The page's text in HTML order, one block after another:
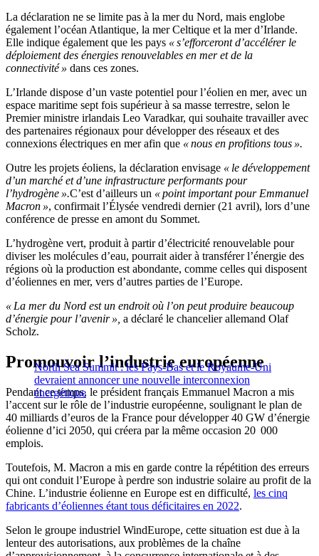
La déclaration ne se limite pas à la mer du Nord, mais englobe
également l’océan Atlantique, la mer Celtique et la mer d’Irlande.
Elle indique également que les pays « s’efforceront d’accélérer le
déploiement des énergies renouvelables en mer et de la
connectivité » dans ces zones.
L’Irlande dispose d’un vaste potentiel pour l’éolien en mer, avec un
espace maritime sept fois supérieur à sa masse terrestre, selon le
Premier ministre irlandais Leo Varadkar, qui souhaite travailler avec
des partenaires régionaux pour développer des réseaux et des
connexions électriques en mer afin que « nous en profitions tous ».
Outre les projets éoliens, la déclaration envisage « le développement
d’un marché et d’une infrastructure performants pour
l’hydrogène ».C’est d’ailleurs un « point important pour Emmanuel
Macron », confirmait l’Élysée vendredi dernier (21 avril), lors d’une
conférence de presse en amont du Sommet.
L’hydrogène vert, produit à partir d’électricité renouvelable pour
diviser les molécules d’eau, pourrait aider à transférer l’énergie des
régions où la production est abondante, comme celles qui disposent
d’éoliennes en mer, vers d’autres parties de l’Europe.
« La mer du Nord est un endroit où l’on peut produire beaucoup
d’énergie pour l’avenir », a déclaré le chancelier allemand Olaf
Scholz.
North Sea Summit : les Pays-Bas et le Royaume-Uni
devraient annoncer une nouvelle interconnexion
énergétique
Promouvoir l’industrie européenne
Pendant ce temps, le président français Emmanuel Macron a mis
l’accent sur le rôle de l’industrie européenne, soulignant le plan de
40 milliards d’euros de la France pour développer 40 GW d’énergie
éolienne d’ici 2050, qui créera par la même occasion 20 000
emplois.
Toutefois, M. Macron a mis en garde contre la répétition des erreurs
qui ont conduit l’Europe à perdre son industrie solaire au profit de la
Chine. L’industrie éolienne en Europe est en difficulté, les cinq
fabricants d’éoliennes étant tous déficitaires en 2022.
Selon le groupe industriel WindEurope, cette situation est due à la
lenteur des autorisations, aux problèmes de la chaîne